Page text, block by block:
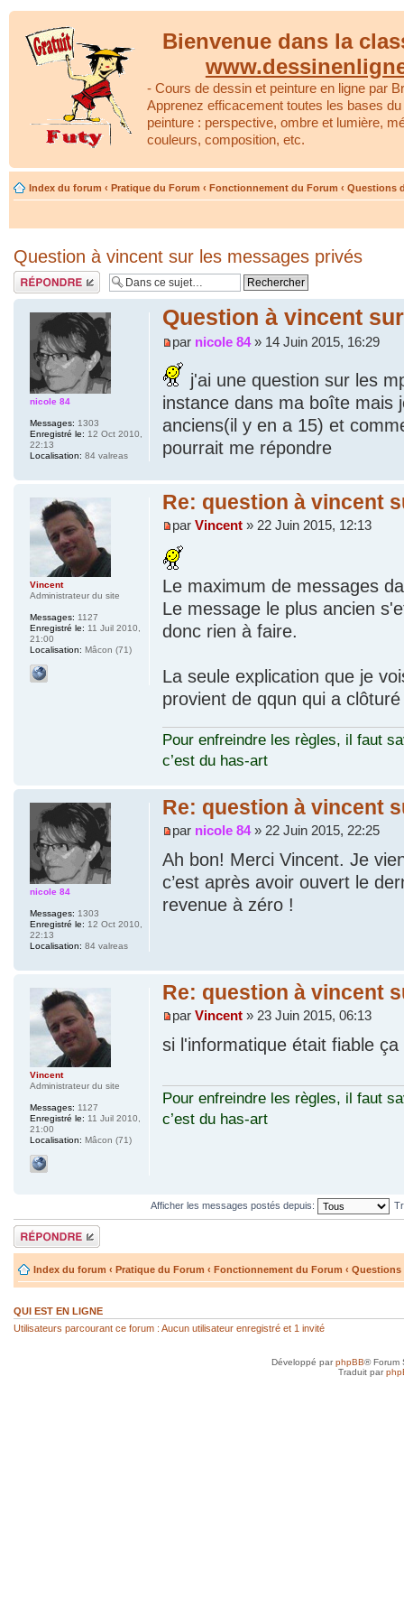
Bienvenue dans la
- Cours de dessin et peinture en ligne par
Apprenez efficacement toutes les bases
peinture : perspective, ombre et lumière,
couleurs, composition, etc.
Index du forum ‹ Pratique du Forum ‹ Fonctionnement du Forum ‹ Questions
Question à vincent sur les messages privés
Répondre
Question à vincent
par nicole 84» 14 Juin 2015, 16:29
j'ai une question sur les
instance dans ma boîte mais
anciens(il y en a 15) et
pourrait me répondre
nicole 84
Messages: 1303
Enregistré le: 12 Oct 2010,
22:13
Localisation: 84 valreas
Re: question à vincent
parVincent » 22 Juin 2015, 12:13
Le maximum de messages
Le message le plus ancien
donc rien à faire.
La seule explication que je
provient de qqun qui a
Pour enfreindre les règles, il faut
c’est du has-art
Vincent
Administrateur du site
Messages: 1127
Enregistré le: 11 Juil 2010,
21:00
Localisation: Mâcon (71)
Re: question à vincent
par nicole 84» 22 Juin 2015, 22:25
Ah bon! Merci Vincent. Je
c’est après avoir ouvert le
revenue à zéro !
nicole 84
Messages: 1303
Enregistré le: 12 Oct 2010,
22:13
Localisation: 84 valreas
Re: question à vincent
parVincent » 23 Juin 2015, 06:13
si l'informatique était fiable
Pour enfreindre les règles, il faut
c’est du has-art
Vincent
Administrateur du site
Messages: 1127
Enregistré le: 11 Juil 2010,
21:00
Localisation: Mâcon (71)
Afficher les messages postés depuis:
Répondre
Index du forum ‹ Pratique du Forum ‹ Fonctionnement du Forum ‹ Questions
QUI EST EN LIGNE
Utilisateurs parcourant ce forum : Aucun utilisateur enregistré et 1 invité
Développé parphpBB® Forum
Traduit par